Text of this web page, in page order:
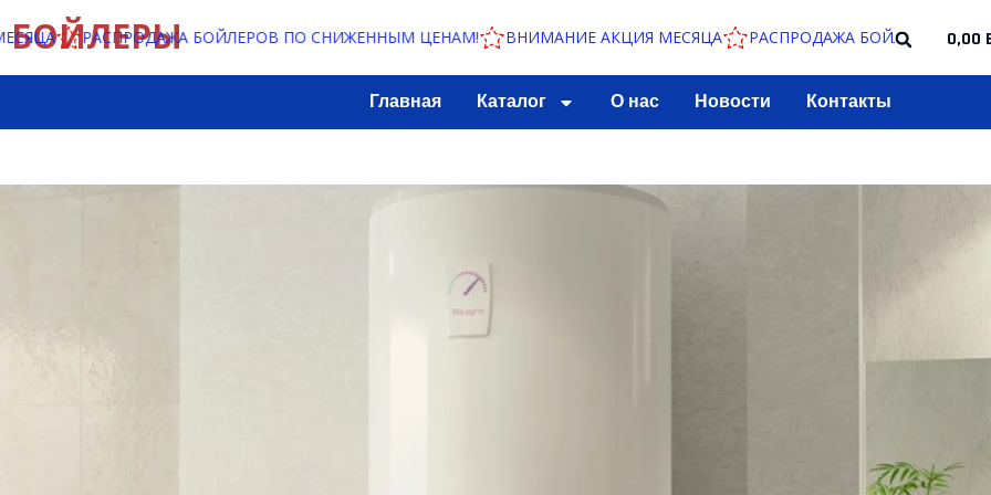
БОЙЛЕРЫ
РАСПРОДАЖА БОЙЛЕРОВ ПО СНИЖЕННЫМ ЦЕНАМ! ВНИМАНИЕ АКЦИЯ МЕСЯЦА РАСПРОДАЖА БОЙЛЕРОВ ПО 0,00
Главная Каталог О нас Новости Контакты